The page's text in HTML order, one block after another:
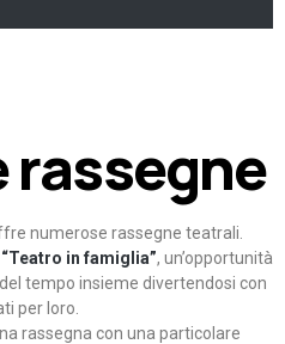
rassegne
numerose rassegne teatrali.
“Teatro in famiglia”, un’opportunità
tempo insieme divertendosi con
per loro.
rassegna con una particolare